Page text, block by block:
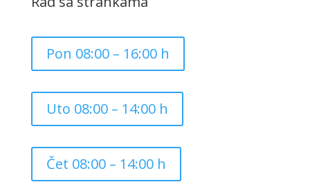
Pon 08:00 – 16:00 h
Uto 08:00 – 14:00 h
Čet 08:00 – 14:00 h